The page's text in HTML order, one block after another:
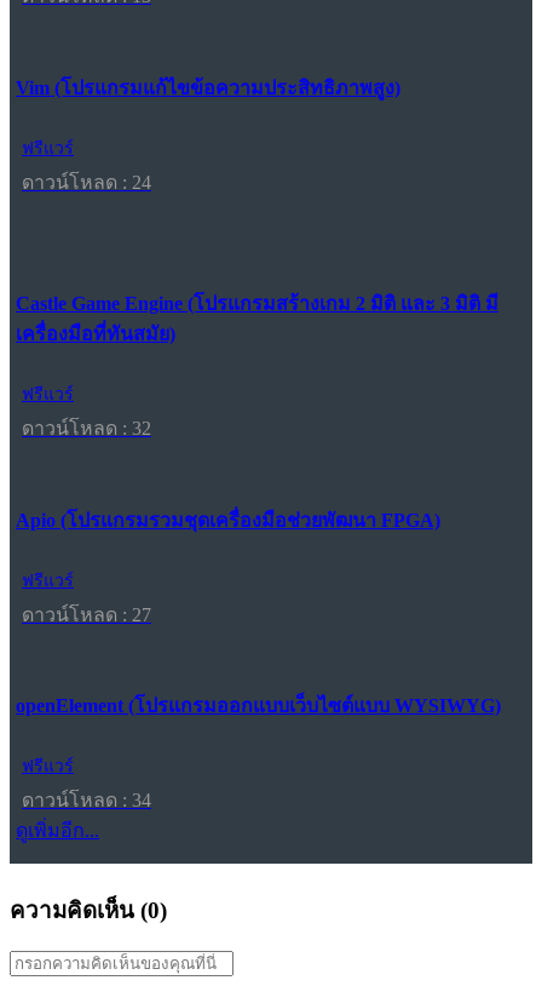
Vim (โปรแกรมแก้ไขข้อความประสิทธิภาพสูง)
ฟรีแวร์
ดาวน์โหลด : 24
Castle Game Engine (โปรแกรมสร้างเกม 2 มิติ และ 3 มิติ มี
เครื่องมือที่ทันสมัย)
ฟรีแวร์
ดาวน์โหลด : 32
Apio (โปรแกรมรวมชุดเครื่องมือช่วยพัฒนา FPGA)
ฟรีแวร์
ดาวน์โหลด : 27
openElement (โปรแกรมออกแบบเว็บไซต์แบบ WYSIWYG)
ฟรีแวร์
ดาวน์โหลด : 34
ดูเพิ่มอีก...
ความคิดเห็น (0)